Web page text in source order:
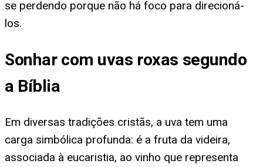
se perdendo porque não há foco para direcioná-
los.
Sonhar com uvas roxas segundo
a Bíblia
Em diversas tradições cristãs, a uva tem uma
carga simbólica profunda: é a fruta da videira,
associada à eucaristia, ao vinho que representa